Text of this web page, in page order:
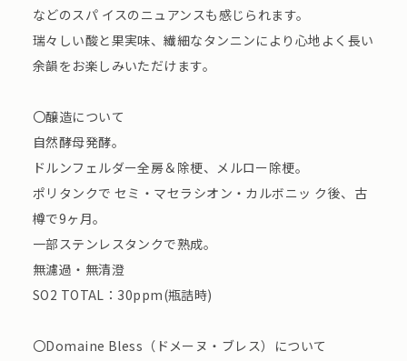
などのスパ イスのニュアンスも感じられます。
瑞々しい酸と果実味、繊細なタンニンにより心地よく長い
余韻をお楽しみいただけます。
〇醸造について
自然酵母発酵。
ドルンフェルダー全房＆除梗、メルロー除梗。
ポリタンクで セミ・マセラシオン・カルボニッ ク後、古
樽で9ヶ月。
一部ステンレスタンクで熟成。
無濾過・無清澄
SO2 TOTAL：30ppm(瓶詰時)
〇Domaine Bless（ドメーヌ・ブレス）について